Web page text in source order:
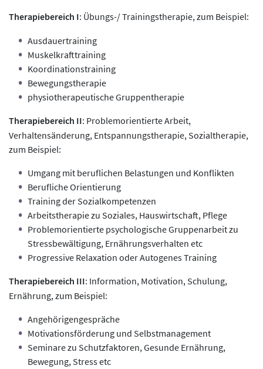
Therapiebereich I: Übungs-/ Trainingstherapie, zum Beispiel:
Ausdauertraining
Muskelkrafttraining
Koordinationstraining
Bewegungstherapie
physiotherapeutische Gruppentherapie
Therapiebereich II: Problemorientierte Arbeit,
Verhaltensänderung, Entspannungstherapie, Sozialtherapie,
zum Beispiel:
Umgang mit beruflichen Belastungen und Konflikten
Berufliche Orientierung
Training der Sozialkompetenzen
Arbeitstherapie zu Soziales, Hauswirtschaft, Pflege
Problemorientierte psychologische Gruppenarbeit zu
Stressbewältigung, Ernährungsverhalten etc
Progressive Relaxation oder Autogenes Training
Therapiebereich III: Information, Motivation, Schulung,
Ernährung, zum Beispiel:
Angehörigengespräche
Motivationsförderung und Selbstmanagement
Seminare zu Schutzfaktoren, Gesunde Ernährung,
Bewegung, Stress etc